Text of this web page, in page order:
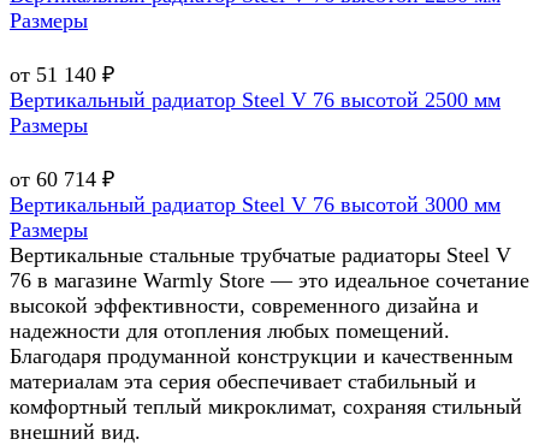
Размеры
от 51 140 ₽
Вертикальный радиатор Steel V 76 высотой 2500 мм
Размеры
от 60 714 ₽
Вертикальный радиатор Steel V 76 высотой 3000 мм
Размеры
Вертикальные стальные трубчатые радиаторы Steel V
76 в магазине Warmly Store — это идеальное сочетание
высокой эффективности, современного дизайна и
надежности для отопления любых помещений.
Благодаря продуманной конструкции и качественным
материалам эта серия обеспечивает стабильный и
комфортный теплый микроклимат, сохраняя стильный
внешний вид.